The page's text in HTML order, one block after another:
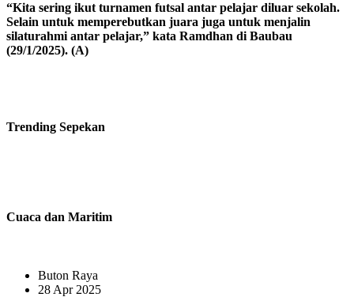
“Kita sering ikut turnamen futsal antar pelajar diluar sekolah.
Selain untuk memperebutkan juara juga untuk menjalin
silaturahmi antar pelajar,” kata Ramdhan di Baubau
(29/1/2025). (A)
Trending Sepekan
Cuaca dan Maritim
Buton Raya
28 Apr 2025